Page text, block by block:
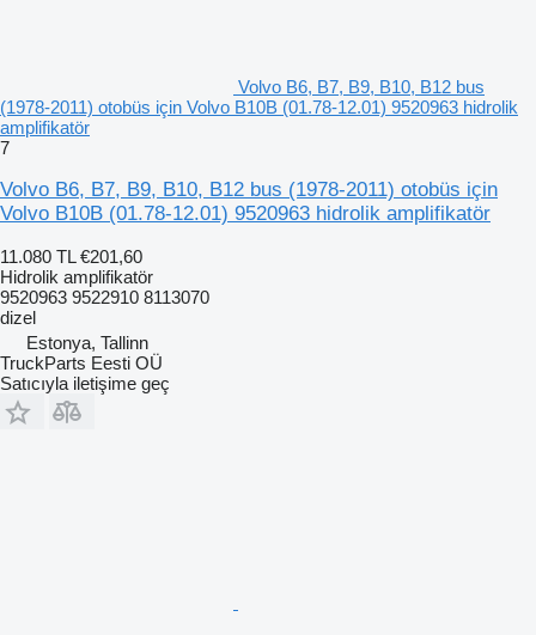
Volvo B6, B7, B9, B10, B12 bus
(1978-2011) otobüs için Volvo B10B (01.78-12.01) 9520963 hidrolik
amplifikatör
7
Volvo B6, B7, B9, B10, B12 bus (1978-2011) otobüs için
Volvo B10B (01.78-12.01) 9520963 hidrolik amplifikatör
11.080 TL €201,60
Hidrolik amplifikatör
9520963 9522910 8113070
dizel
Estonya, Tallinn
TruckParts Eesti OÜ
Satıcıyla iletişime geç